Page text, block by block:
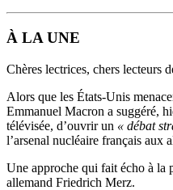
À LA UNE
Chères lectrices, chers lecteurs
Alors que les États-Unis
Emmanuel Macron a suggéré,
télévisée, d’ouvrir un « débat
l’arsenal nucléaire français aux
Une approche qui fait écho à la
allemand Friedrich Merz.